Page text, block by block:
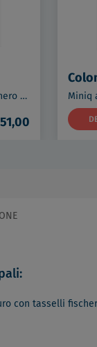
Miniq porta salviette 31,5 cm nero opaco codice prod: B50090NM
con tasselli fischer